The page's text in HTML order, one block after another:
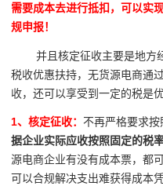
需要成本去进行抵扣，可以实
规申报！
并且核定征收主要是地方经
税收优惠扶持，无货源电商通
收，还可以享受到一定的税是优
1、核定征收： 不再严格要求按
据企业实际应收按照固定的税
源电商企业有没有成本票，都
可以合规解决支出难获得成本